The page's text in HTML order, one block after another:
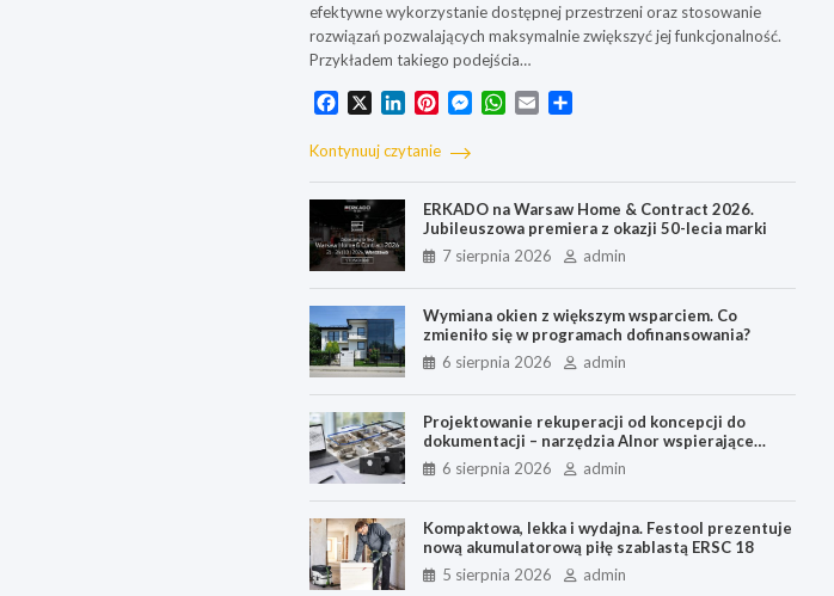
efektywne wykorzystanie dostępnej przestrzeni oraz stosowanie
rozwiązań pozwalających maksymalnie zwiększyć jej funkcjonalność.
Przykładem takiego podejścia…
c
b
o
k
n
n
e
r
e
t
M
e
n
e
r
W
s
A
p
e
Kontynuuj czytanie
ERKADO na Warsaw Home & Contract 2026.
Jubileuszowa premiera z okazji 50-lecia marki
7 sierpnia 2026
admin
Wymiana okien z większym wsparciem. Co
zmieniło się w programach dofinansowania?
6 sierpnia 2026
admin
Projektowanie rekuperacji od koncepcji do
dokumentacji – narzędzia Alnor wspierające
każdy etap pracy
6 sierpnia 2026 admin
Kompaktowa, lekka i wydajna. Festool prezentuje
nową akumulatorową piłę szablastą ERSC 18
5 sierpnia 2026
admin